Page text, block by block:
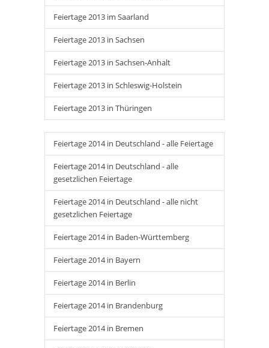
Feiertage 2013 im Saarland
Feiertage 2013 in Sachsen
Feiertage 2013 in Sachsen-Anhalt
Feiertage 2013 in Schleswig-Holstein
Feiertage 2013 in Thüringen
Feiertage 2014 in Deutschland - alle Feiertage
Feiertage 2014 in Deutschland - alle
gesetzlichen Feiertage
Feiertage 2014 in Deutschland - alle nicht
gesetzlichen Feiertage
Feiertage 2014 in Baden-Württemberg
Feiertage 2014 in Bayern
Feiertage 2014 in Berlin
Feiertage 2014 in Brandenburg
Feiertage 2014 in Bremen